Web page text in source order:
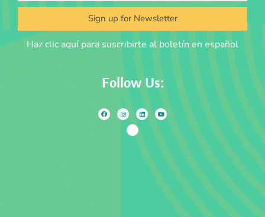
Sign up for Newsletter
Haz clic aquí para suscribirte al boletín en español
Follow Us: